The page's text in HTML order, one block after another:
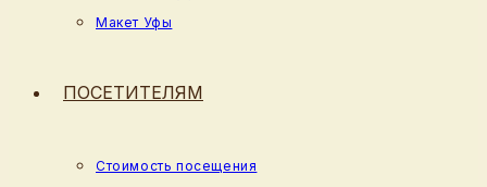
Макет Уфы
ПОСЕТИТЕЛЯМ
Стоимость посещения